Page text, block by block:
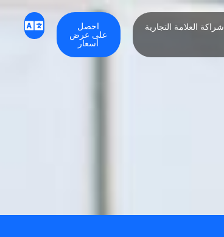
شراكة العلامة التجارية احصل
على عرض
أسعار